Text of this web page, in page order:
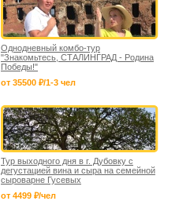
Однодневный комбо-тур
"Знакомьтесь, СТАЛИНГРАД - Родина
Победы!"
от 35500 ₽/1-3 чел
Тур выходного дня в г. Дубовку с
дегустацией вина и сыра на семейной
сыроварне Гусевых
от 4499 ₽/чел